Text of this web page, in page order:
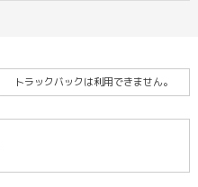
トラックバックは利用できません。